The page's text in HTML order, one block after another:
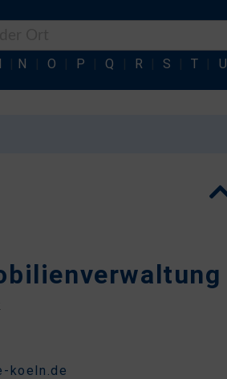
N O P Q R S T U
koeln.de